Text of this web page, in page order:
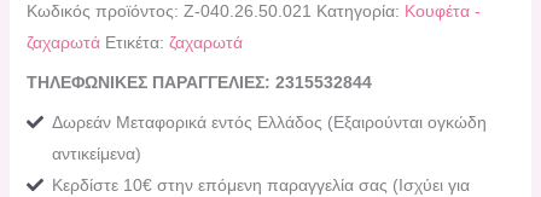
Κωδικός προϊόντος: Ζ-040.26.50.021 Κατηγορία: Κουφέτα -
ζαχαρωτά Ετικέτα: ζαχαρωτά
ΤΗΛΕΦΩΝΙΚΕΣ ΠΑΡΑΓΓΕΛΙΕΣ: 2315532844
Δωρεάν Μεταφορικά εντός Ελλάδος (Εξαιρούνται ογκώδη
αντικείμενα)
Κερδίστε 10€ στην επόμενη παραγγελία σας (Ισχύει για